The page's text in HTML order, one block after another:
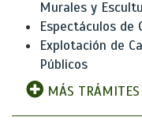
Murales y
Espectáculos de
Explotación de
Públicos
MÁS TRÁMITES